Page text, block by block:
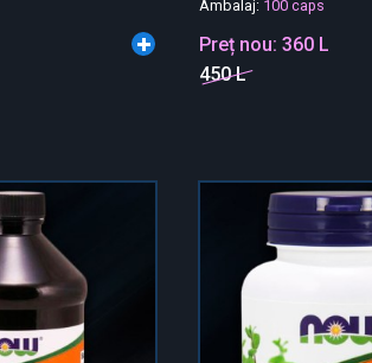
Ambalaj: 100 caps
Preț nou: 360 L
450 L